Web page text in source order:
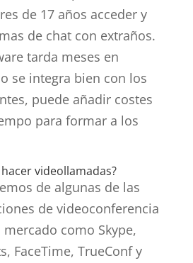
de 17 años acceder y
de chat con extraños.
tarda meses en
se integra bien con los
puede añadir costes
para formar a los
videollamadas?
de algunas de las
de videoconferencia
como Skype,
FaceTime, TrueConf y